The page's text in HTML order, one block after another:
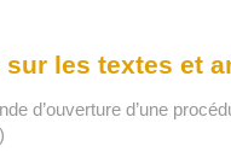
sur les textes et
d’ouverture d’une